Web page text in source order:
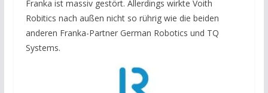
Franka ist massiv gestört. Allerdings wirkte Voith
Robitics nach außen nicht so rührig wie die beiden
anderen Franka-Partner German Robotics und TQ
Systems.